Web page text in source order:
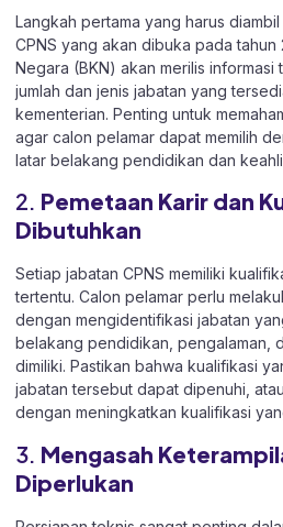
Langkah pertama yang harus
CPNS yang akan dibuka pada
Negara (BKN) akan merilis informasi
jumlah dan jenis jabatan yang
kementerian. Penting untuk
agar calon pelamar dapat memilih
latar belakang pendidikan dan
2. Pemetaan Karir dan
Dibutuhkan
Setiap jabatan CPNS memiliki
tertentu. Calon pelamar perlu
dengan mengidentifikasi jabatan
belakang pendidikan, pengalaman,
dimiliki. Pastikan bahwa kualifikasi
jabatan tersebut dapat dipenuhi,
dengan meningkatkan kualifikasi
3. Mengasah
Diperlukan